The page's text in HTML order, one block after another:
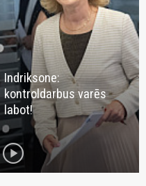
Indriksone:
kontroldarbus varēs
labot!
play_circle